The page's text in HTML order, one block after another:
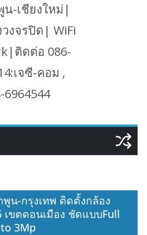
-เชียงใหม่|
งจรปิด| WiFi
ติดต่อ 086-
เจซี-คอม ,
6964544
พูน-กรุงเทพ ติดตั้งกล้อง
เขตดอนเมือง ชัดแบบFull
3Mp